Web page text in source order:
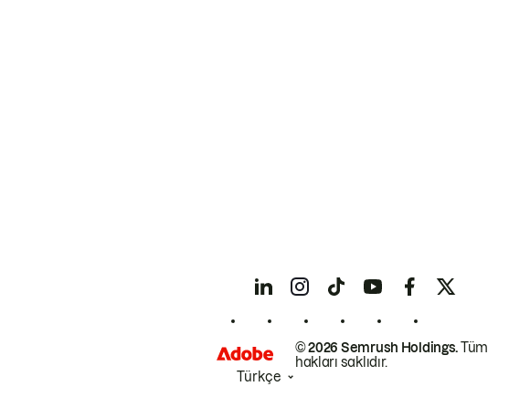
© 2026 Semrush Holdings.Tüm
hakları saklıdır.
Türkçe